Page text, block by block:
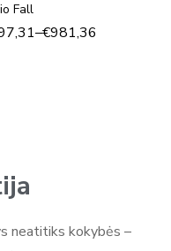
Fall
–€981,36
neatitiks kokybės –